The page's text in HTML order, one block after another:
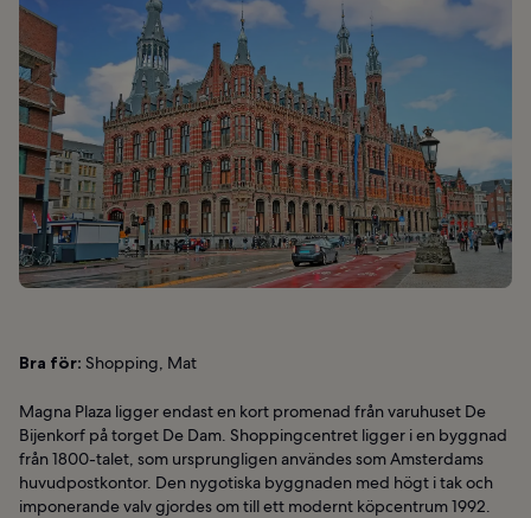
Bra för: Shopping, Mat
Magna Plaza ligger endast en kort promenad från varuhuset De
Bijenkorf på torget De Dam. Shoppingcentret ligger i en byggnad
från 1800-talet, som ursprungligen användes som Amsterdams
huvudpostkontor. Den nygotiska byggnaden med högt i tak och
imponerande valv gjordes om till ett modernt köpcentrum 1992.